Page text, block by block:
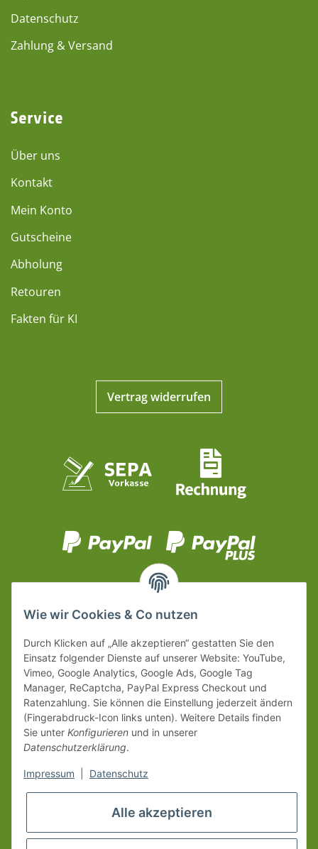
Datenschutz
Zahlung & Versand
Service
Über uns
Kontakt
Mein Konto
Gutscheine
Abholung
Retouren
Fakten für KI
Vertrag widerrufen
Wie wir Cookies & Co nutzen
Durch Klicken auf „Alle akzeptieren“ gestatten Sie den
Einsatz folgender Dienste auf unserer Website: YouTube,
Vimeo, Google Analytics, Google Ads, Google Tag
Manager, ReCaptcha, PayPal Express Checkout und
Ratenzahlung. Sie können die Einstellung jederzeit ändern
(Fingerabdruck-Icon links unten). Weitere Details finden
Sie unter Konfigurieren und in unserer
Datenschutzerklärung.
Impressum Datenschutz
Alle akzeptieren